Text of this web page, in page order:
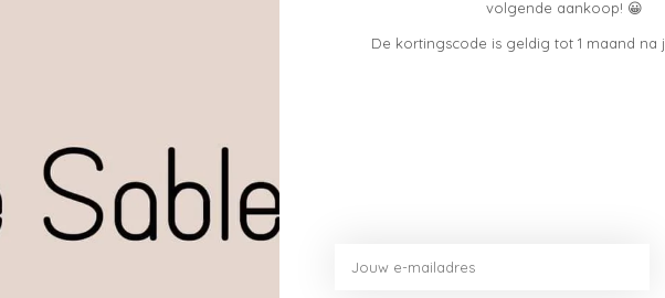
volgende aankoop! 😀
De kortingscode is geldig tot 1 maand na